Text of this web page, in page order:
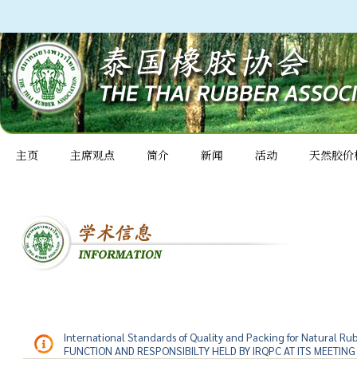
主页 主席观点 简介 新闻 活动 天然胶价
International Standards of Quality and Packing for Natural
FUNCTION AND RESPONSIBILTY HELD BY IRQPC AT ITS